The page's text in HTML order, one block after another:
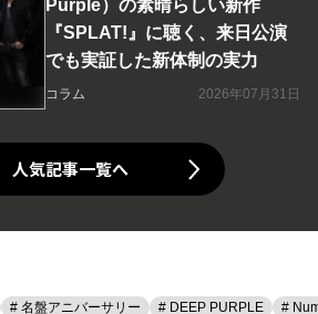
Purple）の素晴らしい新作
『SPLAT!』に聴く、来日公演
でも実証した新体制の実力
コラム 2026年07月31日
人気記事一覧へ
# 名盤アニバーサリー # DEEP PURPLE #